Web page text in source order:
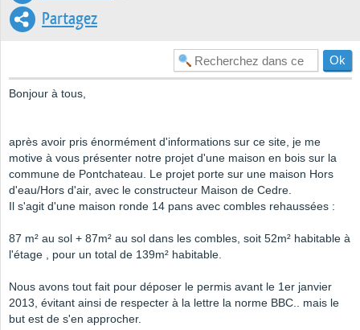
Partagez
Bonjour à tous,
après avoir pris énormément d'informations sur ce site, je me
motive à vous présenter notre projet d'une maison en bois sur la
commune de Pontchateau. Le projet porte sur une maison Hors
d'eau/Hors d'air, avec le constructeur Maison de Cedre.
Il s'agit d'une maison ronde 14 pans avec combles rehaussées :
87 m² au sol + 87m² au sol dans les combles, soit 52m² habitable à
l'étage , pour un total de 139m² habitable.
Nous avons tout fait pour déposer le permis avant le 1er janvier
2013, évitant ainsi de respecter à la lettre la norme BBC.. mais le
but est de s'en approcher.